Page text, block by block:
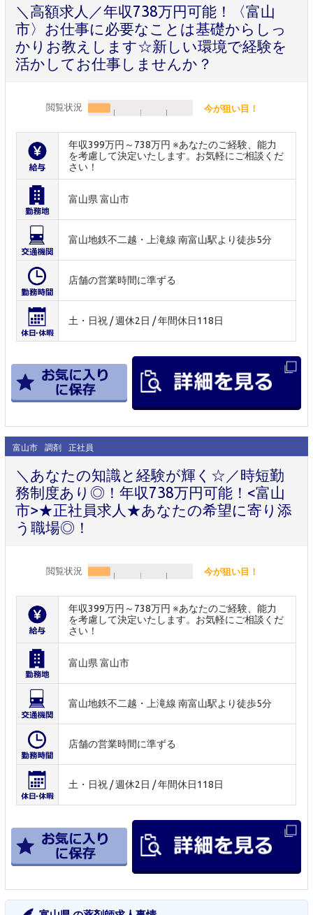
＼高額求人／年収738万円可能！〈富山
市〉お仕事に必要なことは基礎からしっ
かりお教えします☆新しい環境で経験を
活かしてお仕事しませんか？
閲覧状況 今が狙い目！
年収399万円～738万円 ※あなたのご経験、能力
を考慮して決定いたします。お気軽にご相談くだ
さい！
富山県 富山市
富山地鉄不二越・上滝線 南富山駅より徒歩5分
店舗の営業時間に準ずる
土・日祝 / 週休2日 / 年間休日118日
富山市 調剤 正社員
＼あなたの知識と経験が輝く☆／時短勤
務制度あり◎！年収738万円可能！<富山
市>★正社員求人★あなたの希望に寄り添
う職場◎！
閲覧状況 今が狙い目！
年収399万円～738万円 ※あなたのご経験、能力
を考慮して決定いたします。お気軽にご相談くだ
さい！
富山県 富山市
富山地鉄不二越・上滝線 南富山駅より徒歩5分
店舗の営業時間に準ずる
土・日祝 / 週休2日 / 年間休日118日